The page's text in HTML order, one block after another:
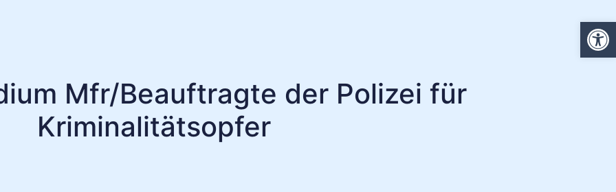
Mfr/Beauftragte der Polizei für
Kriminalitätsopfer